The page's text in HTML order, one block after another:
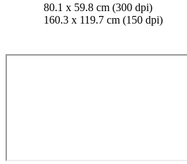
80.1 x 59.8 cm (300 dpi)
160.3 x 119.7 cm (150 dpi)